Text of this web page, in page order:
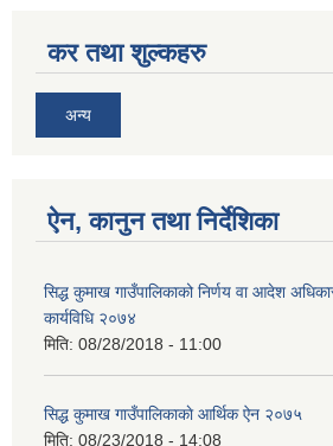
कर तथा शुल्कहरु
अन्य
ऐन, कानुन तथा निर्देशिका
सिद्ध कुमाख गाउँपालिकाको निर्णय वा आदेश
कार्यविधि २०७४
मिति: 08/28/2018 - 11:00
सिद्ध कुमाख गाउँपालिकाकाे आर्थिक ऐन २०७५
मिति: 08/23/2018 - 14:08